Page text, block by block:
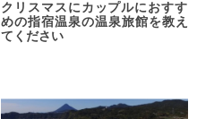
クリスマスにカップルにおすす
めの指宿温泉の温泉旅館を教え
てください